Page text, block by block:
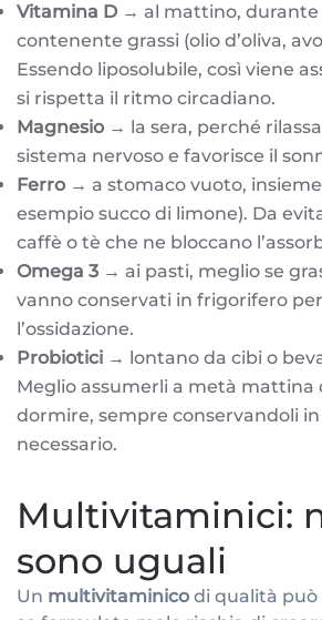
Vitamina D → al mattino, durante
contenente grassi (olio d’oliva,
Essendo liposolubile, così viene
si rispetta il ritmo circadiano.
Magnesio → la sera, perché
sistema nervoso e favorisce il
Ferro → a stomaco vuoto,
esempio succo di limone). Da
caffè o tè che ne bloccano
Omega 3 → ai pasti, meglio se
vanno conservati in frigorifero
l’ossidazione.
Probiotici → lontano da cibi o
Meglio assumerli a metà mattina
dormire, sempre conservandoli
necessario.
Multivitaminici:
sono uguali
Un multivitaminico di qualità può